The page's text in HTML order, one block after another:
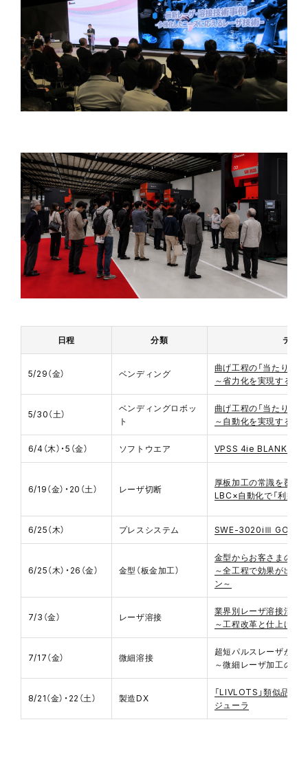
日程 分類 テー
5/29（金） ベンディング
曲げ工程の「当たり前
～省力化を実現する成
5/30（土）
ベンディングロボッ
ト
曲げ工程の「当たり前
～自動化を実現する成
6/4（木）・5（金） ソフトウエア VPSS 4ie BLANK 使い
6/19（金）・20（土） レーザ切断
厚板加工の常識を覆す
LBC×自動化で「利益の
6/25（木） プレスシステム SWE-3020iⅢ GORIKI
6/25（木）・26（金） 金型（板金加工）
金型からお客さまのモ
～全工程で効果が出る
ン～
7/3（金） レーザ溶接
業界別レーザ溶接活用
～工程改革と仕上げ低
7/17（金） 微細溶接
超短パルスレーザが切
～微細レーザ加工の革
8/21（金）・22（土） 製造DX
「LIVLOTS」類似品検
ジューラ